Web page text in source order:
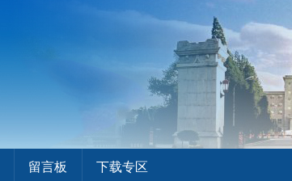
留言板 下载专区